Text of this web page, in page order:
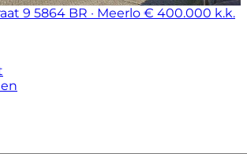
9 5864 BR · Meerlo € 400.000 k.k.